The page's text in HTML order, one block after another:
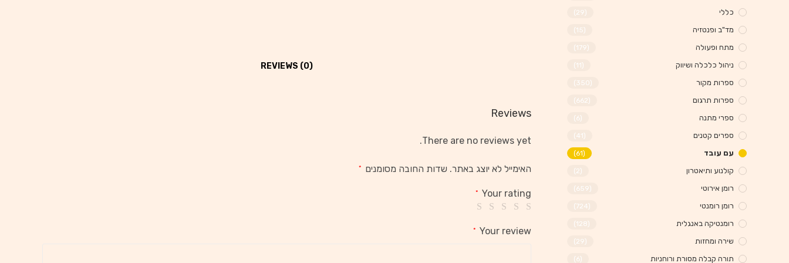
REVIEWS (0)
Reviews
There are no reviews yet.
האימייל לא יוצג באתר. שדות החובה מסומנים *
Your rating
*
Your review
*
כללי (29)
מד"ב ופנטזיה (15)
מתח ופעולה (179)
ניהול כלכלה ושיווק (11)
ספרות מקור (350)
ספרות תרגום (662)
ספרי מתנה (6)
ספרים קטנים (41)
עם עובד (61)
קולנוע ותיאטרון (2)
רומן אירוטי (659)
רומן רומנטי (724)
רומנטיקה באנגלית (128)
שירה ומחזות (29)
תורה קבלה מסורת ורוחניות (6)